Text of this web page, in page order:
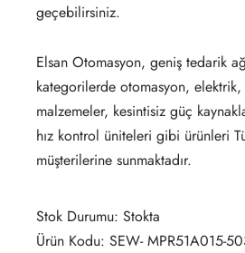
geçebilirsiniz.
Elsan Otomasyon, geniş tedarik
kategorilerde otomasyon,
malzemeler, kesintisiz güç
hız kontrol üniteleri gibi ürünleri
müşterilerine sunmaktadır.
Stok Durumu: Stokta
Ürün Kodu: SEW- MPR51A015-